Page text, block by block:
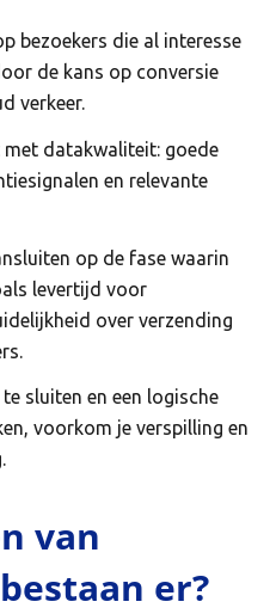
bezoekers die al interesse
de kans op conversie
verkeer.
datakwaliteit: goede
en relevante
op de fase waarin
levertijd voor
over verzending
sluiten en een logische
voorkom je verspilling en
van
er?